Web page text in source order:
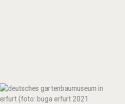
Erfurt 2021 mit Blumen,
architektonischen Veränderungen